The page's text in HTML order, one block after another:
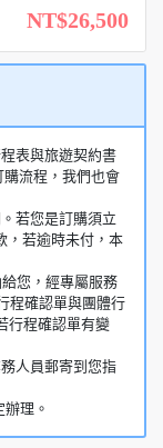
NT$26,500
表與旅遊契約書
流程，我們也會
若您是訂購須立
，若逾時未付，本
您，經專屬服務
程確認單與團體行
行程確認單有變
人員郵寄到您指
理。